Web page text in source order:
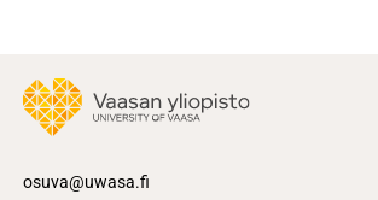
osuva@uwasa.fi